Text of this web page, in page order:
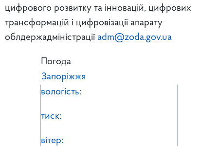
цифрового розвитку та інновацій, цифрових
трансформацій і цифровізації апарату
облдержадміністрації adm@zoda.gov.ua
Погода
Запоріжжя
вологість:
тиск:
вітер: